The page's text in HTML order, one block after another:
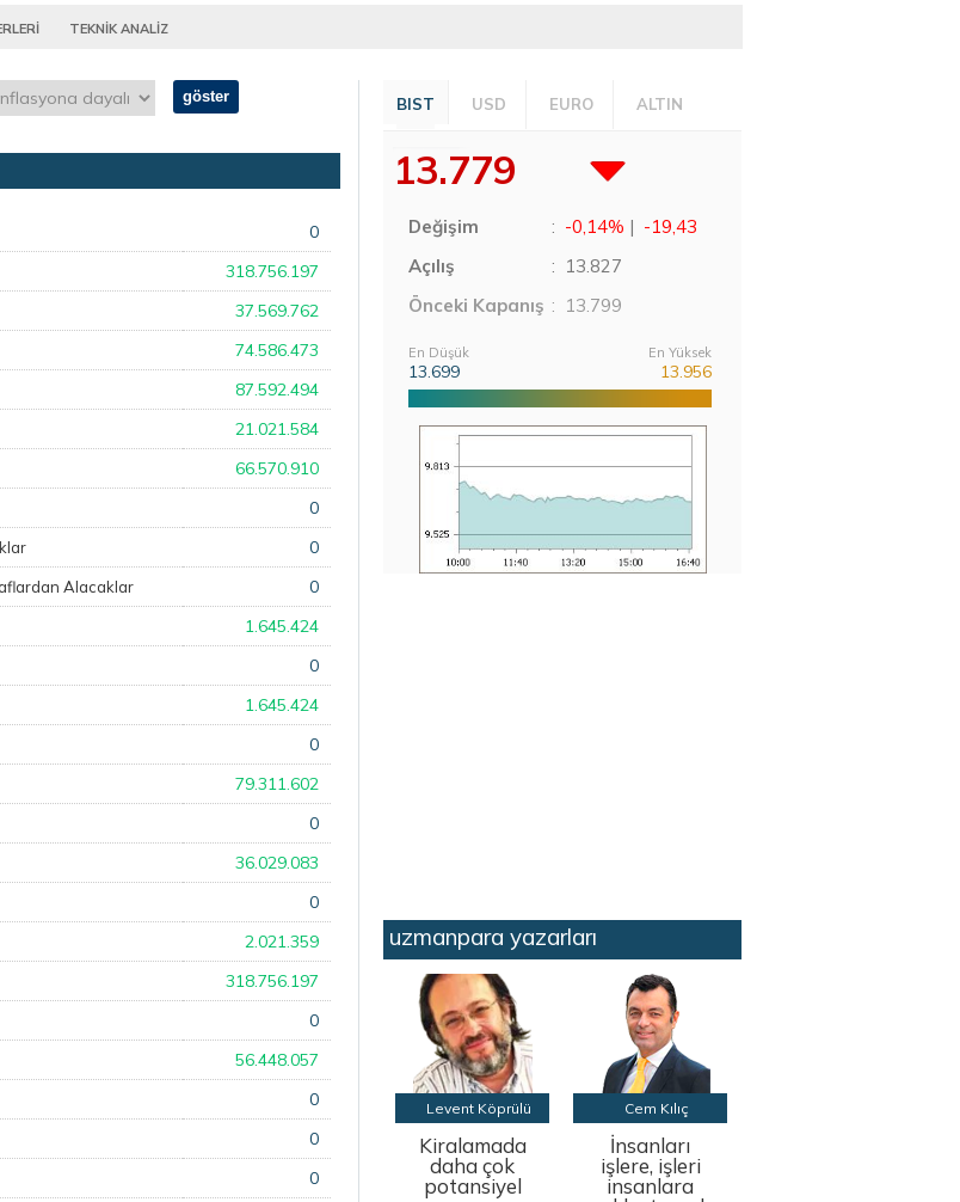
TEKNİK ANALİZ
göster
0
318.756.197
37.569.762
74.586.473
87.592.494
21.021.584
66.570.910
0
0
Alacaklar 0
1.645.424
0
1.645.424
0
79.311.602
0
36.029.083
0
2.021.359
318.756.197
0
56.448.057
0
0
0
BIST USD EURO ALTIN
13.779
Değişim : -0,14% | -19,43
Açılış
: 13.827
Önceki Kapanış : 13.799
En Düşük
13.699
En Yüksek
13.956
uzmanpara yazarları
Levent Köprülü
Kiralamada
daha çok
potansiyel
Cem Kılıç
İnsanları
işlere, işleri
insanlara